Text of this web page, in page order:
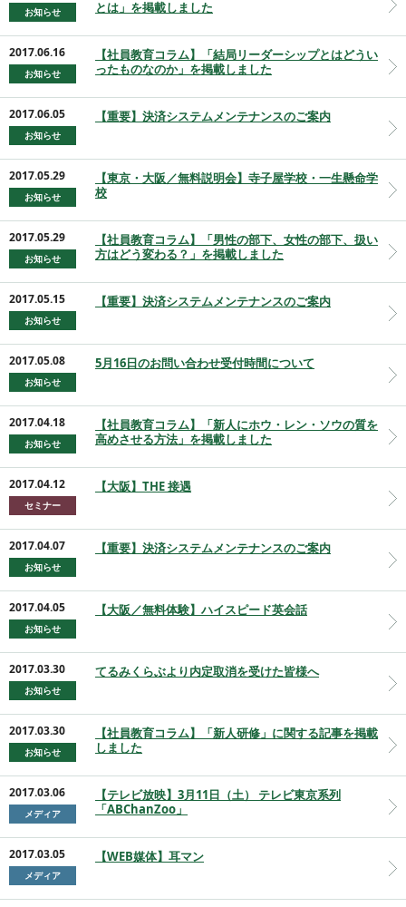
お知らせ
とは」を掲載しました
2017.06.16
お知らせ
【社員教育コラム】「結局リーダーシップとはどうい
ったものなのか」を掲載しました
2017.06.05
お知らせ
【重要】決済システムメンテナンスのご案内
2017.05.29
お知らせ
【東京・大阪／無料説明会】寺子屋学校・一生懸命学
校
2017.05.29
お知らせ
【社員教育コラム】「男性の部下、女性の部下、扱い
方はどう変わる？」を掲載しました
2017.05.15
お知らせ
【重要】決済システムメンテナンスのご案内
2017.05.08
お知らせ
5月16日のお問い合わせ受付時間について
2017.04.18
お知らせ
【社員教育コラム】「新人にホウ・レン・ソウの質を
高めさせる方法」を掲載しました
2017.04.12
セミナー
【大阪】THE 接遇
2017.04.07
お知らせ
【重要】決済システムメンテナンスのご案内
2017.04.05
お知らせ
【大阪／無料体験】ハイスピード英会話
2017.03.30
お知らせ
てるみくらぶより内定取消を受けた皆様へ
2017.03.30
お知らせ
【社員教育コラム】「新人研修」に関する記事を掲載
しました
2017.03.06
メディア
【テレビ放映】3月11日（土） テレビ東京系列
「ABChanZoo」
2017.03.05
メディア
【WEB媒体】耳マン